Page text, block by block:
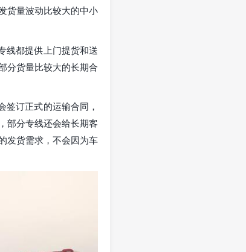
货量波动比较大的中小
线都提供上门提货和送
分货量比较大的长期合
订正式的运输合同，
部分专线还会给长期客
发货需求，不会因为车